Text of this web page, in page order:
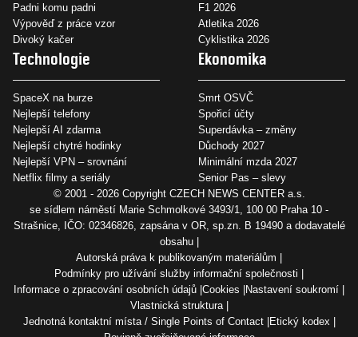
Padni komu padni
Výpověď z práce vzor
Divoký kačer
F1 2026
Atletika 2026
Cyklistika 2026
Technologie
SpaceX na burze
Nejlepší telefony
Nejlepší AI zdarma
Nejlepší chytré hodinky
Nejlepší VPN – srovnání
Netflix filmy a seriály
Ekonomika
Smrt OSVČ
Spořicí účty
Superdávka – změny
Důchody 2027
Minimální mzda 2027
Senior Pas – slevy
© 2001 - 2026 Copyright CZECH NEWS CENTER a.s.
se sídlem náměstí Marie Schmolkové 3493/1, 100 00 Praha 10 -
Strašnice, IČO: 02346826, zapsána v OR, sp.zn. B 19490 a dodavatelé
obsahu
Autorská práva k publikovaným materiálům
Podmínky pro užívání služby informační společnosti
Informace o zpracování osobních údajů Cookies Nastavení soukromí
Vlastnická struktura
Jednotná kontaktní místa / Single Points of Contact Etický kodex